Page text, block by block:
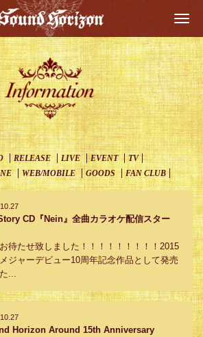
RELEASE LIVE EVENT
TV
WEB/MOBILE GOODS FAN CLUB
CD『Nein』全曲カラオケ配信スター
待たせ致しました！！！！！！！！！2015
ジャーデビュー10周年記念作品として発売
...
Horizon Around 15th Anniversary